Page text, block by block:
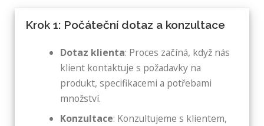
Krok 1: Počáteční dotaz a konzultace
Dotaz klienta: Proces začíná, když nás
klient kontaktuje s požadavky na
produkt, specifikacemi a potřebami
množství.
Konzultace: Konzultujeme s klientem,